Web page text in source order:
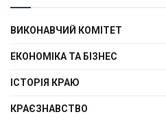
ВИКОНАВЧИЙ КОМІТЕТ
ЕКОНОМІКА ТА БІЗНЕС
ІСТОРІЯ КРАЮ
КРАЄЗНАВСТВО